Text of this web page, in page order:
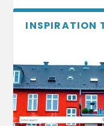
INSPIRATION